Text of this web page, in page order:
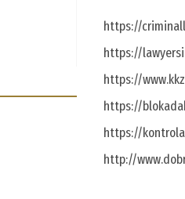
https://
https://
https://
https://
https://
http://